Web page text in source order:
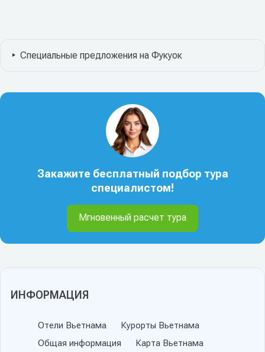
ИНФОРМАЦИЯ
Отели Вьетнама
Курорты Вьетнама
Общая информация
Карта Вьетнама
Специальные предложения на Фукуок
Закажите бесплатный подбор тура
специалистом!
Мгновенный расчет тура